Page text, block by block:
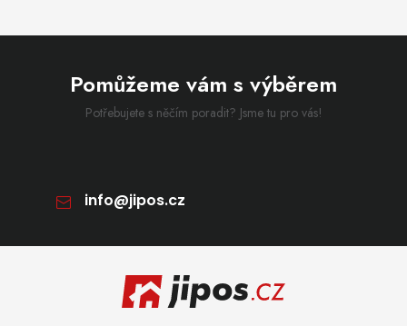
Pomůžeme vám s výběrem
Potřebujete s něčím poradit? Jsme tu pro vás!
info@jipos.cz
Zápatí